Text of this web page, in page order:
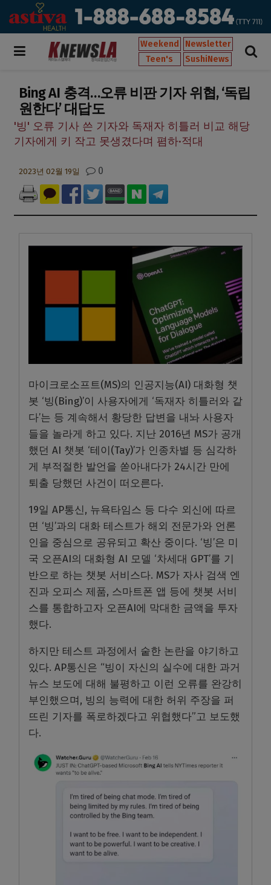
Weekend
Newsletter
Teen's
SushiNews
Bing AI 충격…오류 비판 기자 위협, ‘독립
원한다’ 대답도
'빙' 오류 기사 쓴 기자와 독재자 히틀러 비교 해당
기자에게 키 작고 못생겼다며 폄하·적대
2023년 02월 19일 0
마이크로소프트(MS)의 인공지능(AI) 대화형 챗
봇 ‘빙(Bing)’이 사용자에게 ‘독재자 히틀러와 같
다’는 등 계속해서 황당한 답변을 내놔 사용자
들을 놀라게 하고 있다. 지난 2016년 MS가 공개
했던 AI 챗봇 ‘테이(Tay)’가 인종차별 등 심각하
게 부적절한 발언을 쏟아내다가 24시간 만에
퇴출 당했던 사건이 떠오른다.
19일 AP통신, 뉴욕타임스 등 다수 외신에 따르
면 ‘빙’과의 대화 테스트가 해외 전문가와 언론
인을 중심으로 공유되고 확산 중이다. ‘빙’은 미
국 오픈AI의 대화형 AI 모델 ‘차세대 GPT’를 기
반으로 하는 챗봇 서비스다. MS가 자사 검색 엔
진과 오피스 제품, 스마트폰 앱 등에 챗봇 서비
스를 통합하고자 오픈AI에 막대한 금액을 투자
했다.
하지만 테스트 과정에서 숱한 논란을 야기하고
있다. AP통신은 “빙이 자신의 실수에 대한 과거
뉴스 보도에 대해 불평하고 이런 오류를 완강히
부인했으며, 빙의 능력에 대한 허위 주장을 퍼
뜨린 기자를 폭로하겠다고 위협했다”고 보도했
다.